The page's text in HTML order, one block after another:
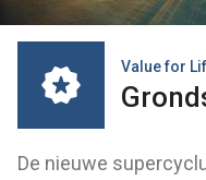
Value for
De nieuwe